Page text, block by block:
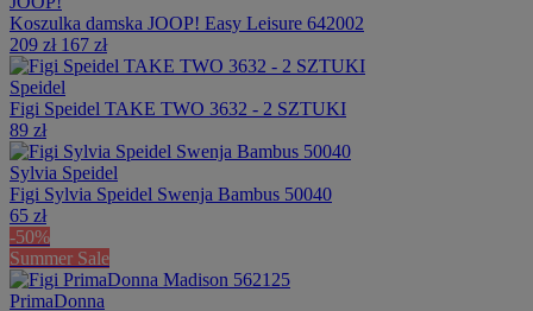
Koszulka damska JOOP! Easy Leisure 642002
209 zł 167 zł
Speidel
Figi Speidel TAKE TWO 3632 - 2 SZTUKI
89 zł
Sylvia Speidel
Figi Sylvia Speidel Swenja Bambus 50040
65 zł
-50%
Summer Sale
PrimaDonna